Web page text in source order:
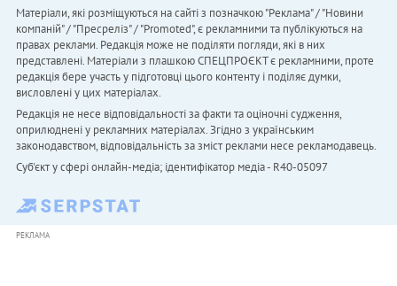
Матеріали, які розміщуються на сайті з позначкою "Реклама" / "Новини
компаній" / "Пресреліз" / "Promoted", є рекламними та публікуються на
правах реклами. Редакція може не поділяти погляди, які в них
представлені. Матеріали з плашкою СПЕЦПРОЄКТ є рекламними, проте
редакція бере участь у підготовці цього контенту і поділяє думки,
висловлені у цих матеріалах.
Редакція не несе відповідальності за факти та оціночні судження,
оприлюднені у рекламних матеріалах. Згідно з українським
законодавством, відповідальність за зміст реклами несе рекламодавець.
Cуб'єкт у сфері онлайн-медіа; ідентифікатор медіа - R40-05097
РЕКЛАМА